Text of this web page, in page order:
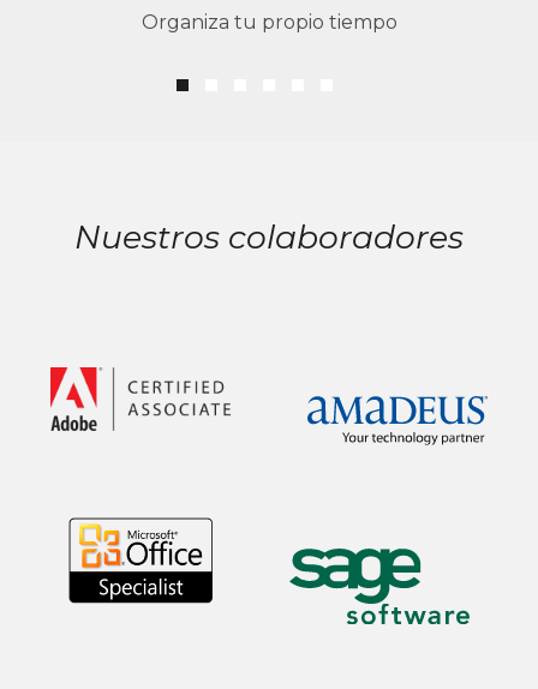
Organiza tu propio tiempo
Nuestros colaboradores